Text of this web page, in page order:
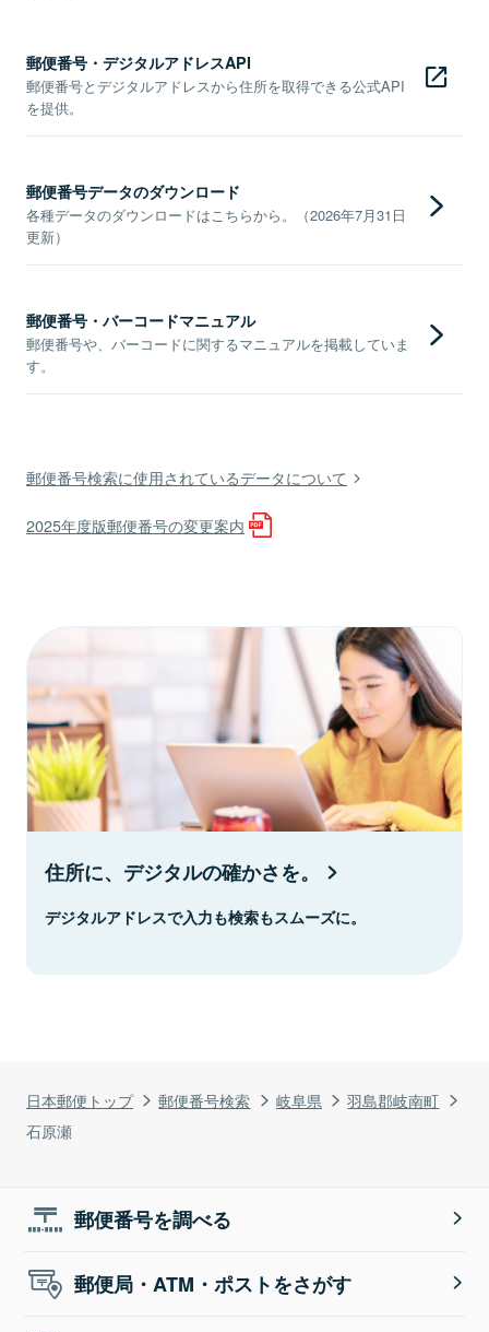
日本郵便トップ 郵便番号検索 岐阜県
羽島郡岐南町
石原瀬
郵便番号・デジタルアドレスAPI
郵便番号とデジタルアドレスから住所を取得できる公式API
を提供。
郵便番号データのダウンロード
各種データのダウンロードはこちらから。（2026年7月31日
更新）
郵便番号・バーコードマニュアル
郵便番号や、バーコードに関するマニュアルを掲載していま
す。
郵便番号検索に使用されているデータについて
2025年度版郵便番号の変更案内
住所に、デジタルの確かさを。
デジタルアドレスで入力も検索もスムーズに。
郵便番号を調べる
郵便局・ATM・ポストをさがす